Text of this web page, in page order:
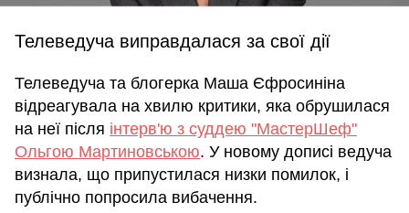
Телеведуча виправдалася за свої дії
Телеведуча та блогерка Маша Єфросиніна
відреагувала на хвилю критики, яка обрушилася
на неї після інтерв'ю з суддею "МастерШеф"
Ольгою Мартиновською. У новому дописі ведуча
визнала, що припустилася низки помилок, і
публічно попросила вибачення.